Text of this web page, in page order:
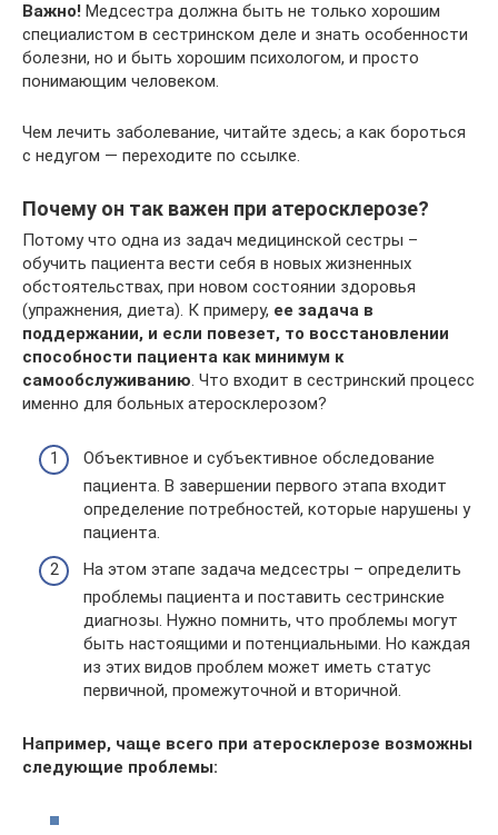
Важно! Медсестра должна быть не только хорошим
специалистом в сестринском деле и знать особенности
болезни, но и быть хорошим психологом, и просто
понимающим человеком.
Чем лечить заболевание, читайте здесь; а как бороться
с недугом — переходите по ссылке.
Почему он так важен при атеросклерозе?
Потому что одна из задач медицинской сестры –
обучить пациента вести себя в новых жизненных
обстоятельствах, при новом состоянии здоровья
(упражнения, диета). К примеру, ее задача в
поддержании, и если повезет, то восстановлении
способности пациента как минимум к
самообслуживанию. Что входит в сестринский процесс
именно для больных атеросклерозом?
Объективное и субъективное обследование
пациента. В завершении первого этапа входит
определение потребностей, которые нарушены у
пациента.
На этом этапе задача медсестры – определить
проблемы пациента и поставить сестринские
диагнозы. Нужно помнить, что проблемы могут
быть настоящими и потенциальными. Но каждая
из этих видов проблем может иметь статус
первичной, промежуточной и вторичной.
Например, чаще всего при атеросклерозе возможны
следующие проблемы: